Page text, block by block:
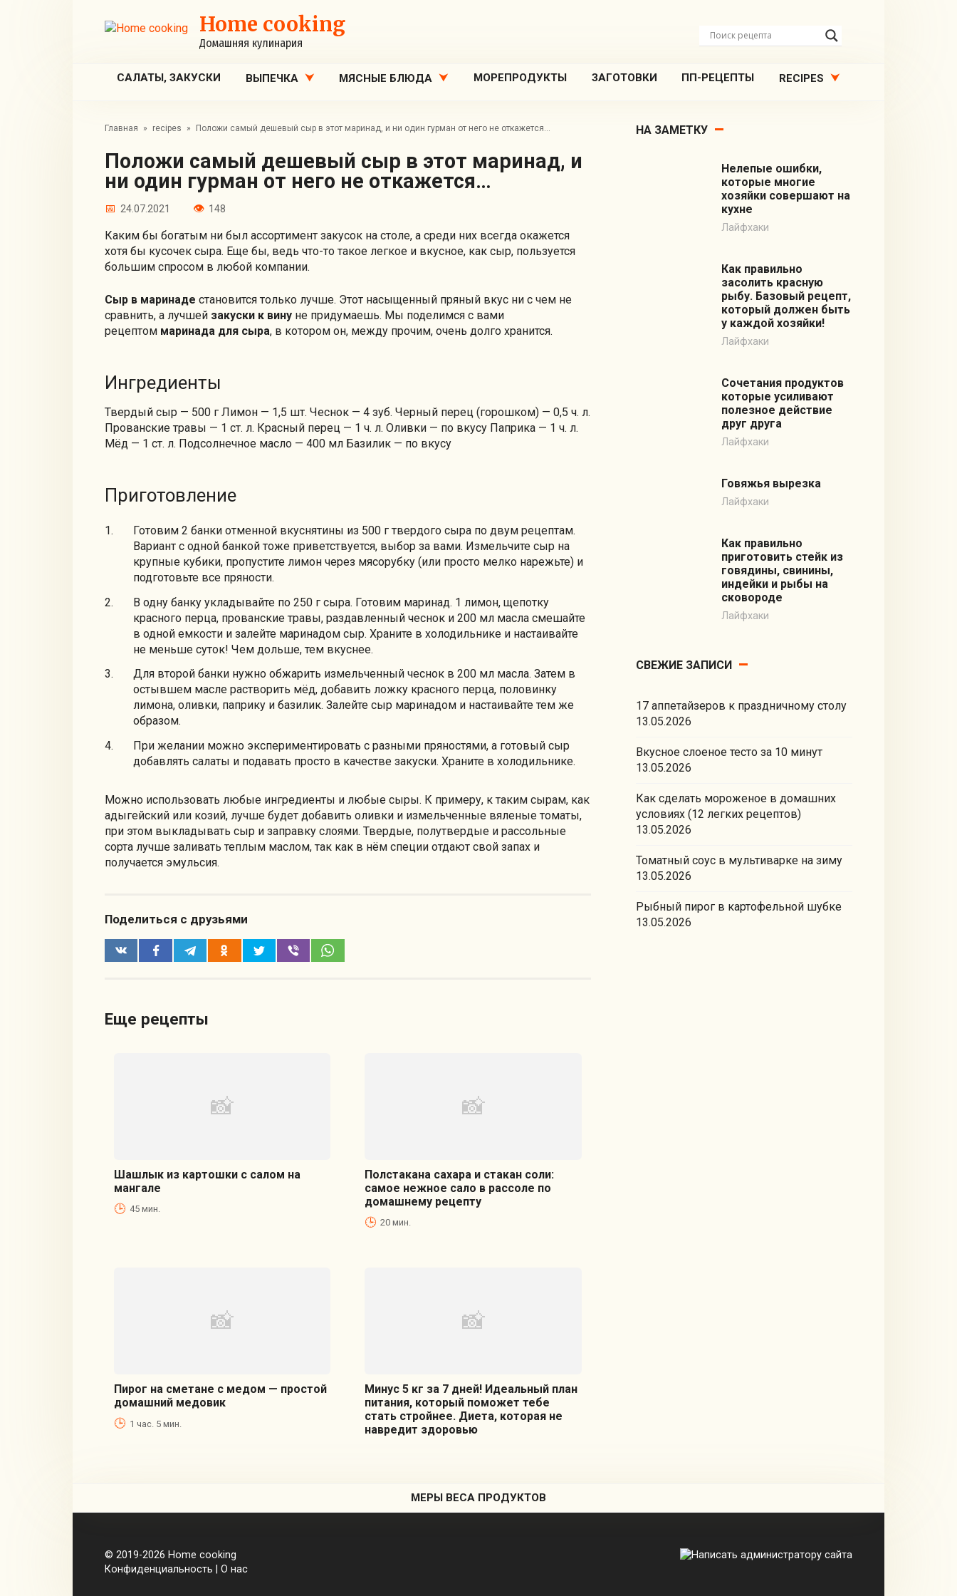
Home cooking
Домашняя кулинария
САЛАТЫ, ЗАКУСКИ ВЫПЕЧКА МЯСНЫЕ БЛЮДА МОРЕПРОДУКТЫ ЗАГОТОВКИ ПП-РЕЦЕПТЫ RECIPES
Главная » recipes » Положи самый дешевый сыр в этот маринад, и ни один гурман от него не откажется…
Положи самый дешевый сыр в этот маринад, и
ни один гурман от него не откажется…
24.07.2021 148
Каким бы богатым ни был ассортимент закусок на столе, а среди них всегда окажется
хотя бы кусочек сыра. Еще бы, ведь что-то такое легкое и вкусное, как сыр, пользуется
большим спросом в любой компании.
Сыр в маринаде становится только лучше. Этот насыщенный пряный вкус ни с чем не
сравнить, а лучшей закуски к вину не придумаешь. Мы поделимся с вами
рецептом маринада для сыра, в котором он, между прочим, очень долго хранится.
Ингредиенты
Твердый сыр — 500 г Лимон — 1,5 шт. Чеснок — 4 зуб. Черный перец (горошком) — 0,5 ч. л.
Прованские травы — 1 ст. л. Красный перец — 1 ч. л. Оливки — по вкусу Паприка — 1 ч. л.
Мёд — 1 ст. л. Подсолнечное масло — 400 мл Базилик — по вкусу
Приготовление
Готовим 2 банки отменной вкуснятины из 500 г твердого сыра по двум рецептам.
Вариант с одной банкой тоже приветствуется, выбор за вами. Измельчите сыр на
крупные кубики, пропустите лимон через мясорубку (или просто мелко нарежьте) и
подготовьте все пряности.
В одну банку укладывайте по 250 г сыра. Готовим маринад. 1 лимон, щепотку
красного перца, прованские травы, раздавленный чеснок и 200 мл масла смешайте
в одной емкости и залейте маринадом сыр. Храните в холодильнике и настаивайте
не меньше суток! Чем дольше, тем вкуснее.
Для второй банки нужно обжарить измельченный чеснок в 200 мл масла. Затем в
остывшем масле растворить мёд, добавить ложку красного перца, половинку
лимона, оливки, паприку и базилик. Залейте сыр маринадом и настаивайте тем же
образом.
При желании можно экспериментировать с разными пряностями, а готовый сыр
добавлять салаты и подавать просто в качестве закуски. Храните в холодильнике.
Можно использовать любые ингредиенты и любые сыры. К примеру, к таким сырам, как
адыгейский или козий, лучше будет добавить оливки и измельченные вяленые томаты,
при этом выкладывать сыр и заправку слоями. Твердые, полутвердые и рассольные
сорта лучше заливать теплым маслом, так как в нём специи отдают свой запах и
получается эмульсия.
Поделиться с друзьями
Еще рецепты
Шашлык из картошки с салом на
мангале
45 мин.
Полстакана сахара и стакан соли:
самое нежное сало в рассоле по
домашнему рецепту
20 мин.
Пирог на сметане с медом — простой
домашний медовик
1 час. 5 мин.
Минус 5 кг за 7 дней! Идеальный план
питания, который поможет тебе
стать стройнее. Диета, которая не
навредит здоровью
НА ЗАМЕТКУ
Нелепые ошибки,
которые многие
хозяйки совершают на
кухне
Лайфхаки
Как правильно
засолить красную
рыбу. Базовый рецепт,
который должен быть
у каждой хозяйки!
Лайфхаки
Сочетания продуктов
которые усиливают
полезное действие
друг друга
Лайфхаки
Говяжья вырезка
Лайфхаки
Как правильно
приготовить стейк из
говядины, свинины,
индейки и рыбы на
сковороде
Лайфхаки
СВЕЖИЕ ЗАПИСИ
17 аппетайзеров к праздничному столу
13.05.2026
Вкусное слоеное тесто за 10 минут
13.05.2026
Как сделать мороженое в домашних
условиях (12 легких рецептов)
13.05.2026
Томатный соус в мультиварке на зиму
13.05.2026
Рыбный пирог в картофельной шубке
13.05.2026
МЕРЫ ВЕСА ПРОДУКТОВ
© 2019-2026 Home cooking
Конфиденциальность
О нас